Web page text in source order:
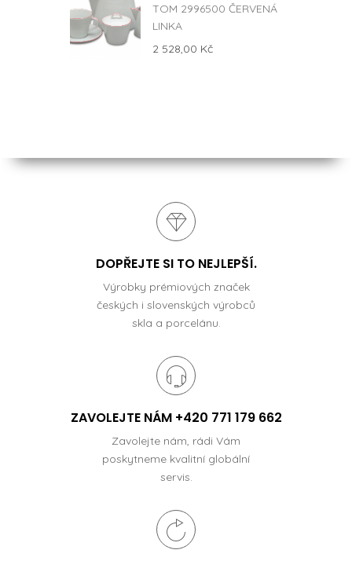
TOM 2996500 ČERVENÁ
LINKA
2 528,00 Kč
DOPŘEJTE SI TO NEJLEPŠÍ.
Výrobky prémiových značek
českých i slovenských výrobců
skla a porcelánu.
ZAVOLEJTE NÁM +420 771 179 662
Zavolejte nám, rádi Vám
poskytneme kvalitní globální
servis.